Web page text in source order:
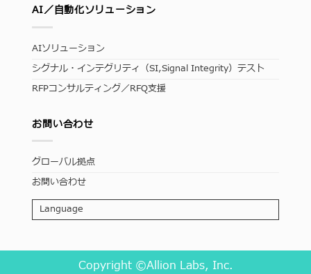
AI／自動化ソリューション
AIソリューション
シグナル・インテグリティ（SI,Signal Integrity）テスト
RFPコンサルティング／RFQ支援
お問い合わせ
グローバル拠点
お問い合わせ
Language
Copyright ©Allion Labs, Inc.